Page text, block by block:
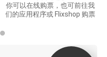
你可以在线购票，也可前往我
们的应用程序或 Flixshop 购票